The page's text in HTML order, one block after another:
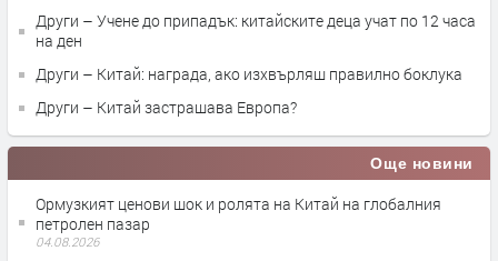
Други – Учене до припадък: китайските деца учат по 12 часа
на ден
Други – Китай: награда, ако изхвърляш правилно боклука
Други – Китай застрашава Европа?
Още новини
Ормузкият ценови шок и ролята на Китай на глобалния
петролен пазар
04.08.2026